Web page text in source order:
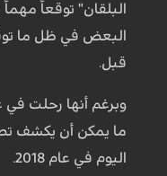
البلقان" توقعاً
البعض في ظل ما
قبل.
ما يمكن أن يكشف
اليوم في عام 2018.